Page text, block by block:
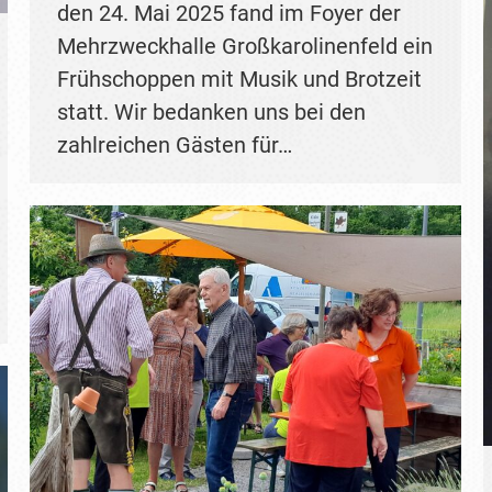
den 24. Mai 2025 fand im Foyer der
Mehrzweckhalle Großkarolinenfeld ein
Frühschoppen mit Musik und Brotzeit
statt. Wir bedanken uns bei den
zahlreichen Gästen für…